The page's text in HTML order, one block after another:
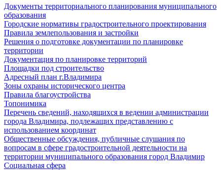
Документы территориального планирования муниципального
образования
Городские нормативы градостроительного проектирования
Правила землепользования и застройки
Решения о подготовке документации по планировке
территории
Документация по планировке территорий
Площадки под строительство
Адресный план г.Владимира
Зоны охраны исторического центра
Правила благоустройства
Топонимика
Перечень сведений, находящихся в ведении администрации
города Владимира, подлежащих представлению с
использованием координат
Общественные обсуждения, публичные слушания по
вопросам в сфере градостроительной деятельности на
территории муниципального образования город Владимир
Социальная сфера